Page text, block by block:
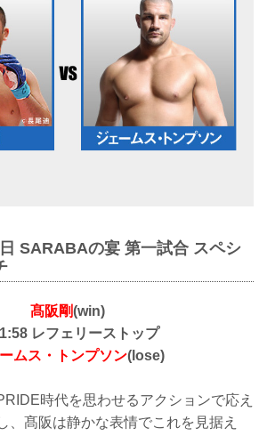
SARABAの宴 第一試合 スペシ
髙阪剛(win)
レフェリーストップ
ムス・トンプソン(lose)
時代を思わせるアクションで応え
、髙阪は静かな表情でこれを見据え